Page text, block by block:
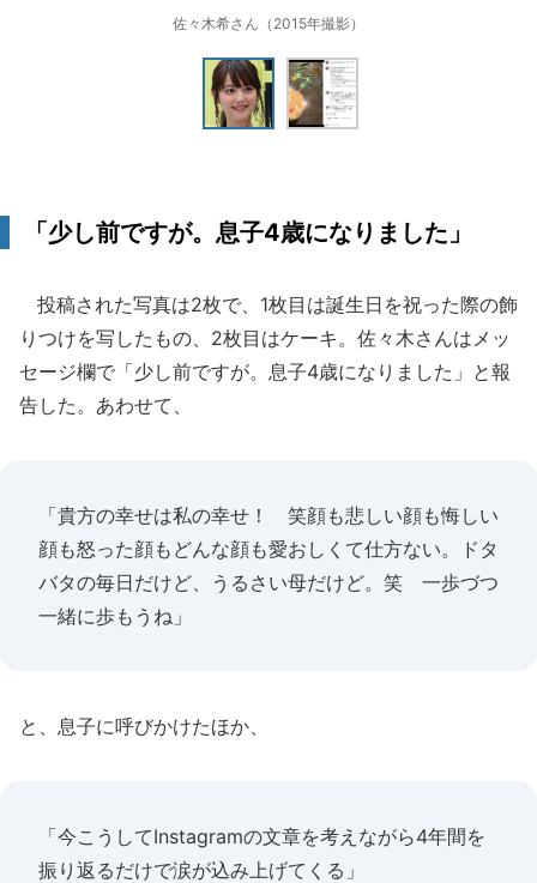
佐々木希さん（2015年撮影）
「少し前ですが。息子4歳になりました」
投稿された写真は2枚で、1枚目は誕生日を祝った際の飾
りつけを写したもの、2枚目はケーキ。佐々木さんはメッ
セージ欄で「少し前ですが。息子4歳になりました」と報
告した。あわせて、
「貴方の幸せは私の幸せ！ 笑顔も悲しい顔も悔しい
顔も怒った顔もどんな顔も愛おしくて仕方ない。ドタ
バタの毎日だけど、うるさい母だけど。笑 一歩づつ
一緒に歩もうね」
と、息子に呼びかけたほか、
「今こうしてInstagramの文章を考えながら4年間を
振り返るだけで涙が込み上げてくる」